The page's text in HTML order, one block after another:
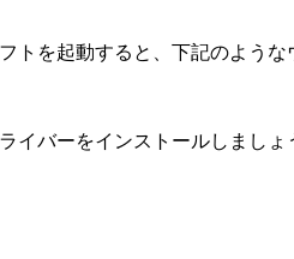
を起動すると、下記のような
バーをインストールしましょ